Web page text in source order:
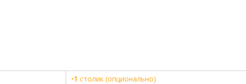
•1 столик (опционально)